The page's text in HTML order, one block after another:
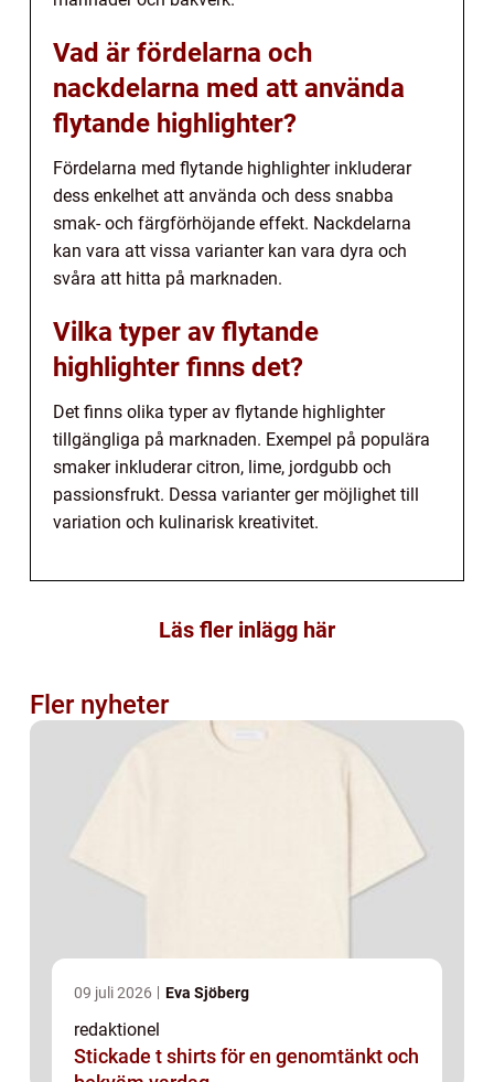
Vad är fördelarna och
nackdelarna med att använda
flytande highlighter?
Fördelarna med flytande highlighter inkluderar
dess enkelhet att använda och dess snabba
smak- och färgförhöjande effekt. Nackdelarna
kan vara att vissa varianter kan vara dyra och
svåra att hitta på marknaden.
Vilka typer av flytande
highlighter finns det?
Det finns olika typer av flytande highlighter
tillgängliga på marknaden. Exempel på populära
smaker inkluderar citron, lime, jordgubb och
passionsfrukt. Dessa varianter ger möjlighet till
variation och kulinarisk kreativitet.
Läs fler inlägg här
Fler nyheter
09 juli 2026 Eva Sjöberg
redaktionel
Stickade t shirts för en genomtänkt och